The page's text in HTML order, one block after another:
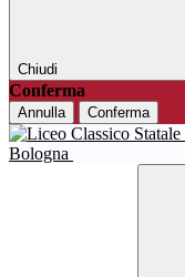
Chiudi
Conferma
Annulla Conferma
Bologna